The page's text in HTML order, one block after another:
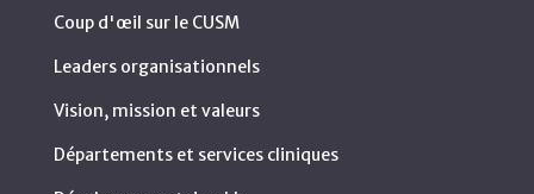
Coup d'œil sur le CUSM
Leaders organisationnels
Vision, mission et valeurs
Départements et services cliniques